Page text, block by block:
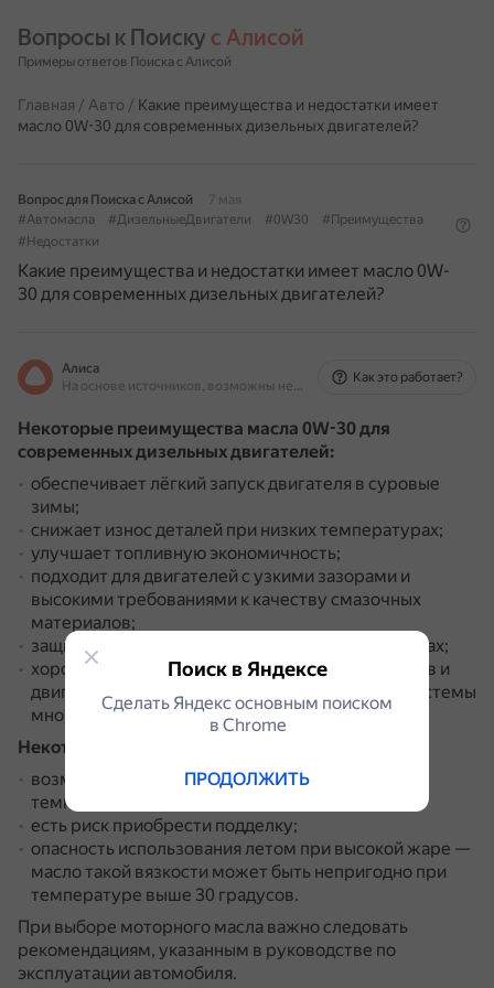
Вопросы к Поиску с Алисой
Примеры ответов Поиска с Алисой
Главная / Авто / Какие преимущества и недостатки имеет
масло 0W-30 для современных дизельных двигателей?
Вопрос для Поиска с Алисой
7 мая
#Автомасла
#ДизельныеДвигатели #0W30
#Преимущества
#Недостатки
Какие преимущества и недостатки имеет масло 0W-
30 для современных дизельных двигателей?
Алиса
На основе источников, возможны неточности
Как это работает?
Некоторые преимущества масла 0W-30 для
современных дизельных двигателей:
обеспечивает лёгкий запуск двигателя в суровые
зимы;
снижает износ деталей при низких температурах;
улучшает топливную экономичность;
подходит для двигателей с узкими зазорами и
высокими требованиями к качеству смазочных
материалов;
защищает мотор от износа при высоких нагрузках;
хорошо подходит для высокооборотных моторов и
двигателей с турбокомпрессорами, включая системы
многоступенчатого наддува.
Некоторые недостатки масла 0W-30:
возможен расход на угар из-за невысокой
температуры вспышки;
есть риск приобрести подделку;
опасность использования летом при высокой жаре —
масло такой вязкости может быть непригодно при
температуре выше 30 градусов.
При выборе моторного масла важно следовать
рекомендациям, указанным в руководстве по
эксплуатации автомобиля.
Поиск в Яндексе
Сделать Яндекс основным поиском
в Сhrome
ПРОДОЛЖИТЬ